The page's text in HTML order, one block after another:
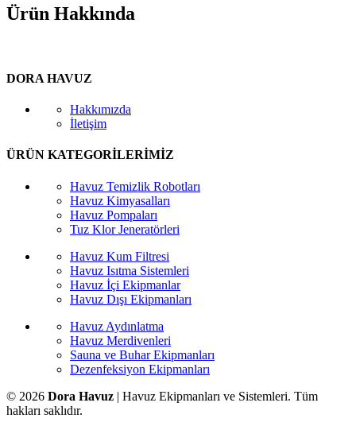
Ürün Hakkında
DORA HAVUZ
Hakkımızda
İletişim
ÜRÜN KATEGORİLERİMİZ
Havuz Temizlik Robotları
Havuz Kimyasalları
Havuz Pompaları
Tuz Klor Jeneratörleri
Havuz Kum Filtresi
Havuz Isıtma Sistemleri
Havuz İçi Ekipmanlar
Havuz Dışı Ekipmanları
Havuz Aydınlatma
Havuz Merdivenleri
Sauna ve Buhar Ekipmanları
Dezenfeksiyon Ekipmanları
© 2026 Dora Havuz | Havuz Ekipmanları ve Sistemleri. Tüm
hakları saklıdır.